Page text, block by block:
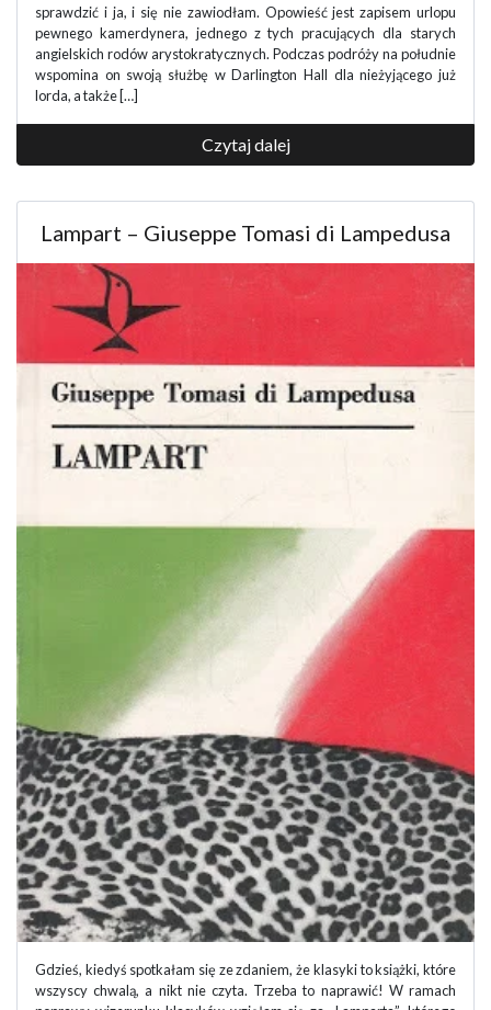
sprawdzić i ja, i się nie zawiodłam. Opowieść jest zapisem urlopu
pewnego kamerdynera, jednego z tych pracujących dla starych
angielskich rodów arystokratycznych. Podczas podróży na południe
wspomina on swoją służbę w Darlington Hall dla nieżyjącego już
lorda, a także […]
Czytaj dalej
Lampart – Giuseppe Tomasi di Lampedusa
Gdzieś, kiedyś spotkałam się ze zdaniem, że klasyki to książki, które
wszyscy chwalą, a nikt nie czyta. Trzeba to naprawić! W ramach